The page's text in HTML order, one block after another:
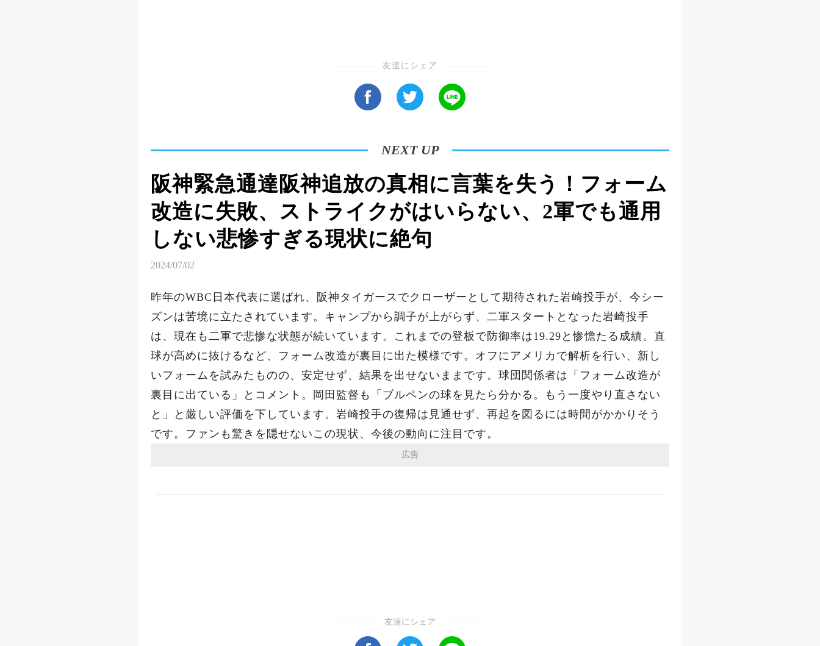
友達にシェア
NEXT UP
阪神緊急通達阪神追放の真相に言葉を失う！フォーム
改造に失敗、ストライクがはいらない、2軍でも通用
しない悲惨すぎる現状に絶句
2024/07/02
昨年のWBC日本代表に選ばれ、阪神タイガースでクローザーとして期待された岩崎投手が、今シー
ズンは苦境に立たされています。キャンプから調子が上がらず、二軍スタートとなった岩崎投手
は、現在も二軍で悲惨な状態が続いています。これまでの登板で防御率は19.29と惨憺たる成績。直
球が高めに抜けるなど、フォーム改造が裏目に出た模様です。オフにアメリカで解析を行い、新し
いフォームを試みたものの、安定せず、結果を出せないままです。球団関係者は「フォーム改造が
裏目に出ている」とコメント。岡田監督も「ブルペンの球を見たら分かる。もう一度やり直さない
と」と厳しい評価を下しています。岩崎投手の復帰は見通せず、再起を図るには時間がかかりそう
です。ファンも驚きを隠せないこの現状、今後の動向に注目です。
広告
友達にシェア